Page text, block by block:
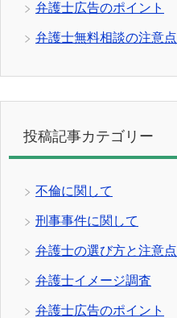
弁護士広告のポイント
弁護士無料相談の注意点
投稿記事カテゴリー
不倫に関して
刑事事件に関して
弁護士の選び方と注意点
弁護士イメージ調査
弁護士広告のポイント